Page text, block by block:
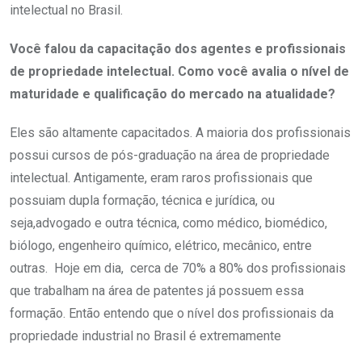
intelectual no Brasil.
Você falou da capacitação dos agentes e profissionais
de propriedade intelectual. Como você avalia o nível de
maturidade e qualificação do mercado na atualidade?
Eles são altamente capacitados. A maioria dos profissionais
possui cursos de pós-graduação na área de propriedade
intelectual. Antigamente, eram raros profissionais que
possuiam dupla formação, técnica e jurídica, ou
seja,advogado e outra técnica, como médico, biomédico,
biólogo, engenheiro químico, elétrico, mecânico, entre
outras. Hoje em dia, cerca de 70% a 80% dos profissionais
que trabalham na área de patentes já possuem essa
formação. Então entendo que o nível dos profissionais da
propriedade industrial no Brasil é extremamente